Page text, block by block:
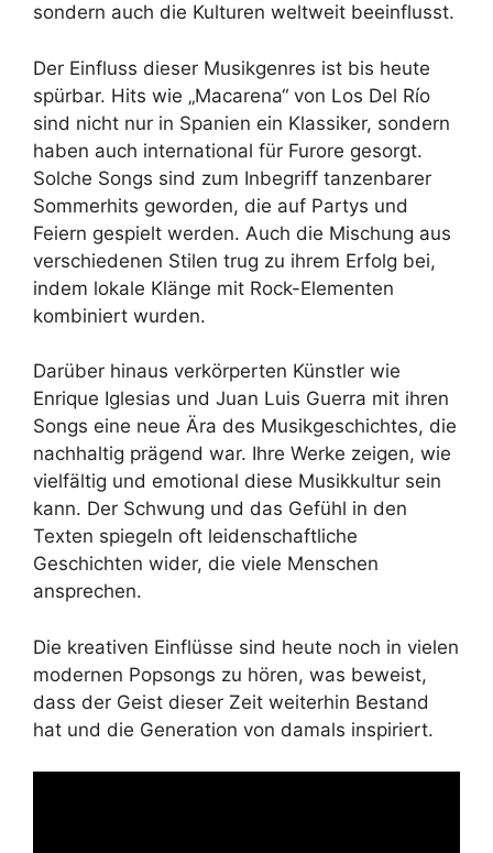
sondern auch die Kulturen weltweit beeinflusst.
Der Einfluss dieser Musikgenres ist bis heute
spürbar. Hits wie „Macarena“ von Los Del Río
sind nicht nur in Spanien ein Klassiker, sondern
haben auch international für Furore gesorgt.
Solche Songs sind zum Inbegriff tanzenbarer
Sommerhits geworden, die auf Partys und
Feiern gespielt werden. Auch die Mischung aus
verschiedenen Stilen trug zu ihrem Erfolg bei,
indem lokale Klänge mit Rock-Elementen
kombiniert wurden.
Darüber hinaus verkörperten Künstler wie
Enrique Iglesias und Juan Luis Guerra mit ihren
Songs eine neue Ära des Musikgeschichtes, die
nachhaltig prägend war. Ihre Werke zeigen, wie
vielfältig und emotional diese Musikkultur sein
kann. Der Schwung und das Gefühl in den
Texten spiegeln oft leidenschaftliche
Geschichten wider, die viele Menschen
ansprechen.
Die kreativen Einflüsse sind heute noch in vielen
modernen Popsongs zu hören, was beweist,
dass der Geist dieser Zeit weiterhin Bestand
hat und die Generation von damals inspiriert.